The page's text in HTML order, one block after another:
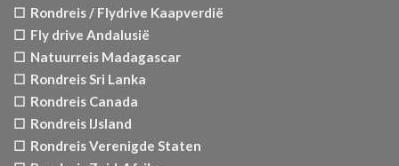
☐ Rondreis / Flydrive Kaapverdië
☐ Fly drive Andalusië
☐ Natuurreis Madagascar
☐ Rondreis Sri Lanka
☐ Rondreis Canada
☐ Rondreis IJsland
☐ Rondreis Verenigde Staten